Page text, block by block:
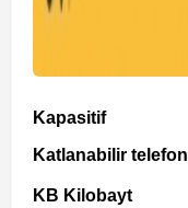
Kapasitif
Katlanabilir telefon
KB Kilobayt